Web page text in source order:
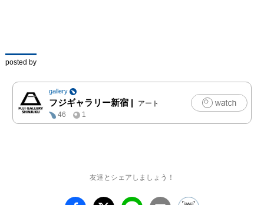
根強く残る固定観念や閉
塞感に満ちた社会に生
き、自身が抱える苦悩や
葛藤にあらがいながら生
きる女性たち。松下誠子
体、写真、パフォーマン
様々な表現方法を用いて
posted by
gallery
フジギャラリー新宿 |
アート
46
1
友達とシェアしましょう！